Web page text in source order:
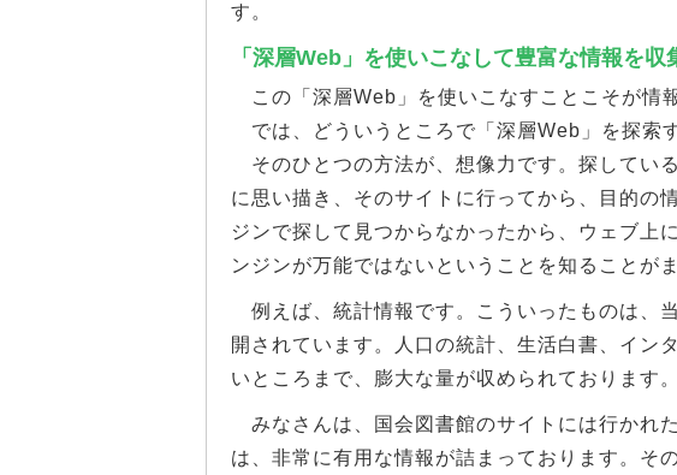
す。
「深層Web」を使いこなして豊富な情報を収
この「深層Web」を使いこなすことこそが情
では、どういうところで「深層Web」を探索
そのひとつの方法が、想像力です。探してい
に思い描き、そのサイトに行ってから、目的の
ジンで探して見つからなかったから、ウェブ上
ンジンが万能ではないということを知ることが
例えば、統計情報です。こういったものは、当
開されています。人口の統計、生活白書、イン
いところまで、膨大な量が収められております。
みなさんは、国会図書館のサイトには行かれ
は、非常に有用な情報が詰まっております。そ